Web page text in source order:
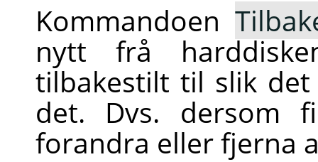
Kommandoen
nytt frå
tilbakestilt til slik
det. Dvs. dersom
forandra eller fjerna